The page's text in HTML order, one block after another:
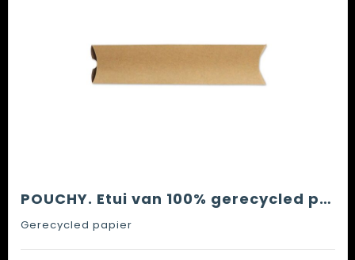
POUCHY. Etui van 100% gerecycled papier
Gerecycled papier